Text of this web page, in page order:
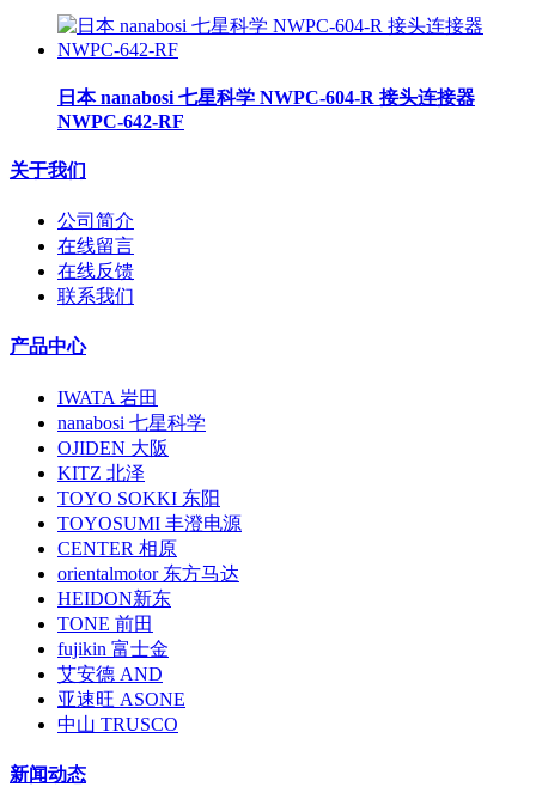
日本 nanabosi 七星科学 NWPC-604-R 接头连接器
NWPC-642-RF
关于我们
公司简介
在线留言
在线反馈
联系我们
产品中心
IWATA 岩田
nanabosi 七星科学
OJIDEN 大阪
KITZ 北泽
TOYO SOKKI 东阳
TOYOSUMI 丰澄电源
CENTER 相原
orientalmotor 东方马达
HEIDON新东
TONE 前田
fujikin 富士金
艾安德 AND
亚速旺 ASONE
中山 TRUSCO
新闻动态